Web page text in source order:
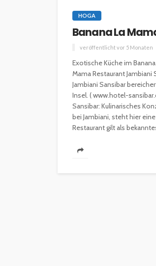
HOGA
Banana La
veröffentlicht vor 5 Monaten
Exotische Küche im
Mama Restaurant
Jambiani Sansibar
Insel. ( www.hotel-
Sansibar: Kulinarisches
bei Jambiani, steht hier
Restaurant gilt als
Wie